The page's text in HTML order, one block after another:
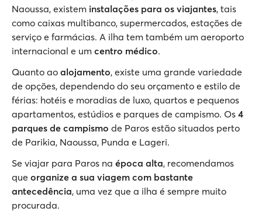
Naoussa, existem instalações para os viajantes, tais
como caixas multibanco, supermercados, estações de
serviço e farmácias. A ilha tem também um aeroporto
internacional e um centro médico.
Quanto ao alojamento, existe uma grande variedade
de opções, dependendo do seu orçamento e estilo de
férias: hotéis e moradias de luxo, quartos e pequenos
apartamentos, estúdios e parques de campismo. Os 4
parques de campismo de Paros estão situados perto
de Parikia, Naoussa, Punda e Lageri.
Se viajar para Paros na época alta, recomendamos
que organize a sua viagem com bastante
antecedência, uma vez que a ilha é sempre muito
procurada.